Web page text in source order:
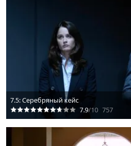
7.5: Серебряный кейс
7.9/10 757